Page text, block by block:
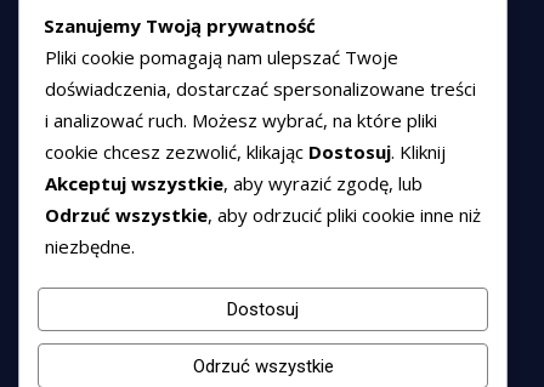
ul. Marsz. Józefa Piłsudskiego 74/320,
50-020 Wrocław
+48 789 594 102
sprzedaz@hexssl.pl
Dokumenty
Regulamin świadczenia usług
Polityka prywatności
Polityka cookies
Szanujemy Twoją prywatność
Pliki cookie pomagają nam ulepszać Twoje
doświadczenia, dostarczać spersonalizowane treści
i analizować ruch. Możesz wybrać, na które pliki
cookie chcesz zezwolić, klikając Dostosuj. Kliknij
Akceptuj wszystkie, aby wyrazić zgodę, lub
Odrzuć wszystkie, aby odrzucić pliki cookie inne niż
niezbędne.
Dostosuj
Odrzuć wszystkie